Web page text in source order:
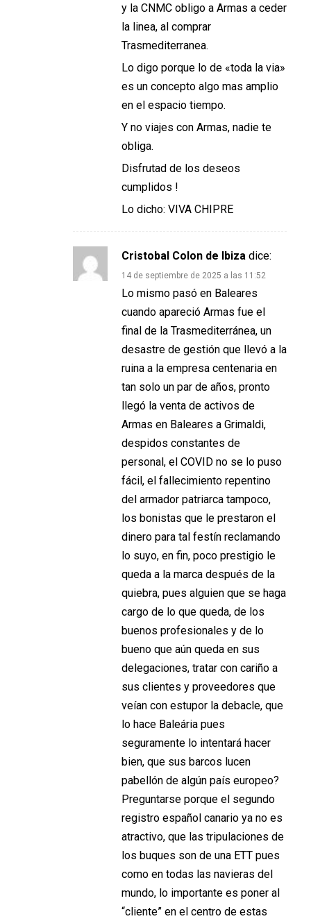
y la CNMC obligo a Armas a ceder
la linea, al comprar
Trasmediterranea.
Lo digo porque lo de «toda la via»
es un concepto algo mas amplio
en el espacio tiempo.
Y no viajes con Armas, nadie te
obliga.
Disfrutad de los deseos
cumplidos !
Lo dicho: VIVA CHIPRE
Cristobal Colon de Ibiza dice:
14 de septiembre de 2025 a las 11:52
Lo mismo pasó en Baleares
cuando apareció Armas fue el
final de la Trasmediterránea, un
desastre de gestión que llevó a la
ruina a la empresa centenaria en
tan solo un par de años, pronto
llegó la venta de activos de
Armas en Baleares a Grimaldi,
despidos constantes de
personal, el COVID no se lo puso
fácil, el fallecimiento repentino
del armador patriarca tampoco,
los bonistas que le prestaron el
dinero para tal festín reclamando
lo suyo, en fin, poco prestigio le
queda a la marca después de la
quiebra, pues alguien que se haga
cargo de lo que queda, de los
buenos profesionales y de lo
bueno que aún queda en sus
delegaciones, tratar con cariño a
sus clientes y proveedores que
veían con estupor la debacle, que
lo hace Baleária pues
seguramente lo intentará hacer
bien, que sus barcos lucen
pabellón de algún país europeo?
Preguntarse porque el segundo
registro español canario ya no es
atractivo, que las tripulaciones de
los buques son de una ETT pues
como en todas las navieras del
mundo, lo importante es poner al
“cliente” en el centro de estas